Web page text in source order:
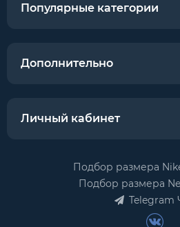
Популярные категории
Дополнительно
Личный кабинет
Подбор размера
Подбор размера
Telegram